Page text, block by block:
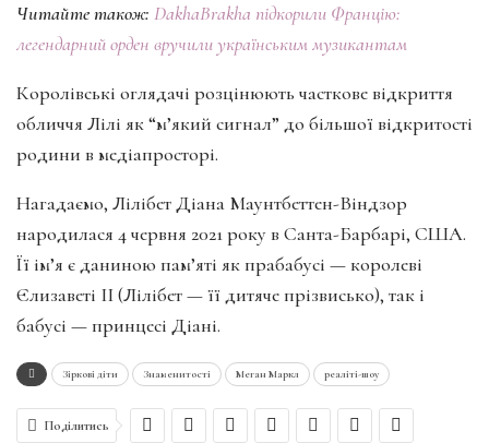
Читайте також: DakhaBrakha підкорили Францію:
легендарний орден вручили українським музикантам
Королівські оглядачі розцінюють часткове відкриття
обличчя Лілі як “м’який сигнал” до більшої відкритості
родини в медіапросторі.
Нагадаємо, Лілібет Діана Маунтбеттен-Віндзор
народилася 4 червня 2021 року в Санта-Барбарі, США.
Її ім’я є даниною пам’яті як прабабусі — королеві
Єлизаветі II (Лілібет — її дитяче прізвисько), так і
бабусі — принцесі Діані.
Зіркові діти Знаменитості Меган Маркл реаліті-шоу
Поділитись